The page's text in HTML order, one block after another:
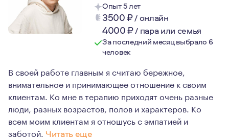
Опыт 5 лет
3500₽/ онлайн
4000₽/ пара или семья
За последний месяц выбрало 6
человек
В своей работе главным я считаю бережное,
внимательное и принимающее отношение к своим
клиентам. Ко мне в терапию приходят очень разные
люди, разных возрастов, полов и характеров. Ко
всем моим клиентам я отношусь с эмпатией и
заботой. Читать еще